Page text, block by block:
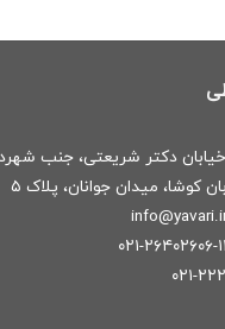
خیابان دکتر شریعتی، جنب
info@yavari.i
۱۱-۲۶۴۰۲۶۰۶-۰۲۱